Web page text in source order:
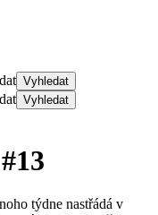
Vyhledat
Vyhledat
týdne nastřádá v